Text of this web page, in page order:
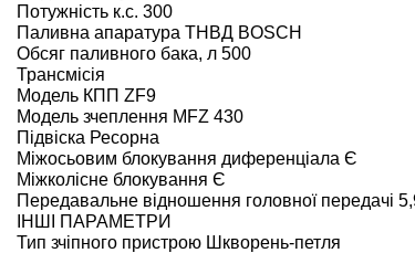
Потужність к.с. 300
Паливна апаратура ТНВД BOSCH
Обсяг паливного бака, л 500
Трансмісія
Модель КПП ZF9
Модель зчеплення MFZ 430
Підвіска Ресорна
Міжосьовим блокування диференціала Є
Міжколісне блокування Є
Передавальне відношення головної передачі
ІНШІ ПАРАМЕТРИ
Тип зчіпного пристрою Шкворень-петля